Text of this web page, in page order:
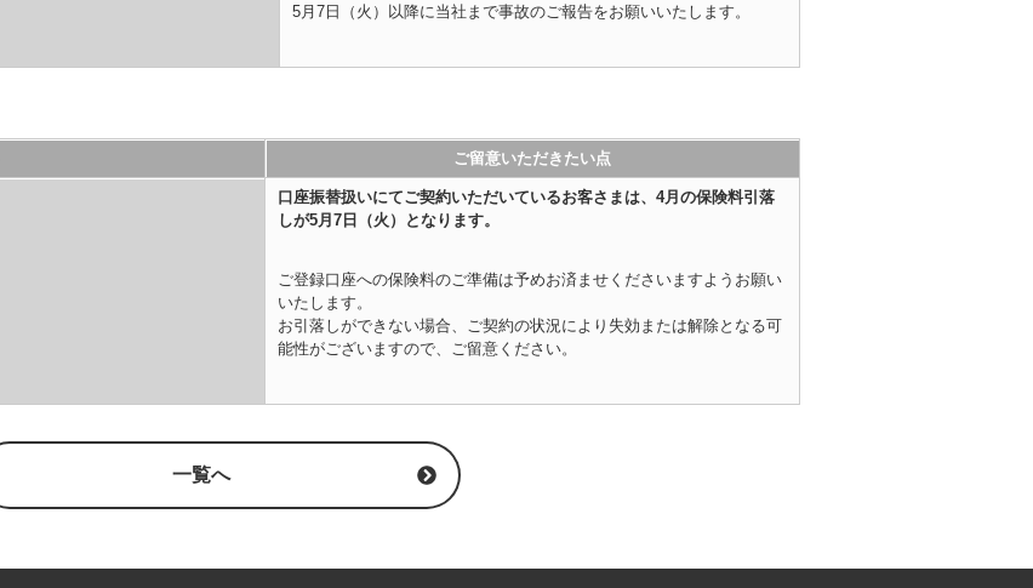
5月7日（火）以降に当社まで事故のご報告をお願いいたします。
ご留意いただきたい点
口座振替扱いにてご契約いただいているお客さまは、4月の保険料引落
しが5月7日（火）となります。
ご登録口座への保険料のご準備は予めお済ませくださいますようお願い
いたします。
お引落しができない場合、ご契約の状況により失効または解除となる可
能性がございますので、ご留意ください。
一覧へ